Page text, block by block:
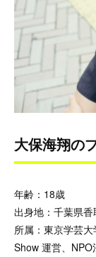
大保海翔の
年齢：18歳
出身地：千葉県
所属：東京学芸
Show 運営、